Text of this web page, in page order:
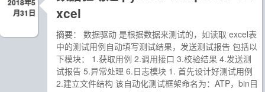
2018年5
月31日
xcel
摘要： 数据驱动 是根据数据来测试的，如读取 excel表
中的测试用例自动填写测试结果，发送测试报告 包括以
下模块： 1.获取用例 2.调用接口 3.校验结果 4.发送测
试报告 5.异常处理 6.日志模块 1. 首先设计好测试用例
2.建立文件结构 该自动化测试框架命名为：ATP，bin目